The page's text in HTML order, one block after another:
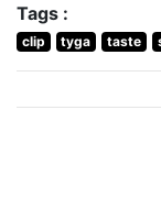
Tags :
clip tyga taste